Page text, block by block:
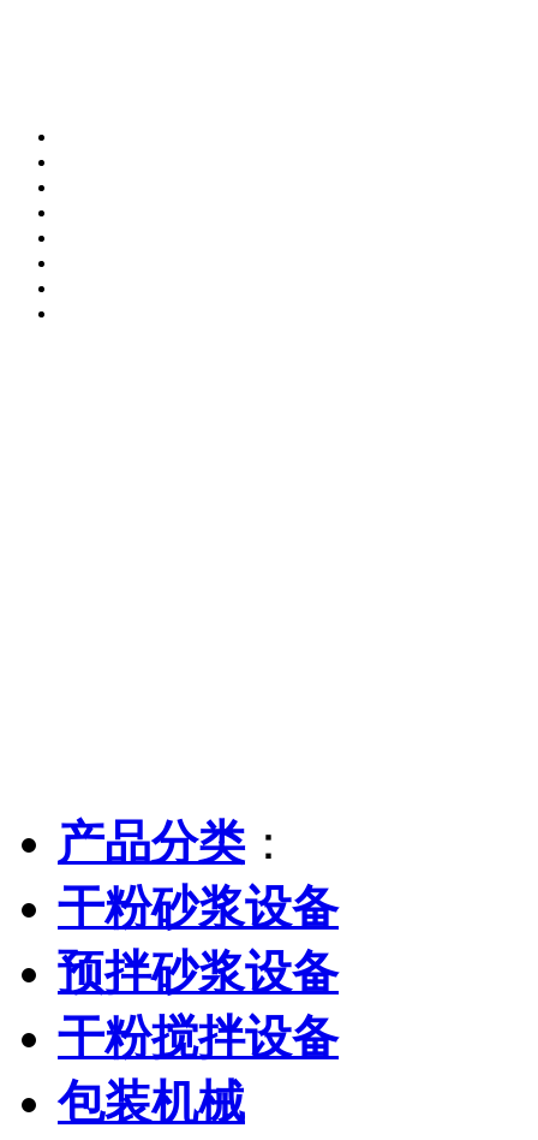
产品分类：
干粉砂浆设备
预拌砂浆设备
干粉搅拌设备
包装机械